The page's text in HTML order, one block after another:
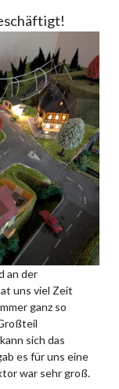
an der
uns viel Zeit
ganz so
sich das
es für uns eine
war sehr groß.